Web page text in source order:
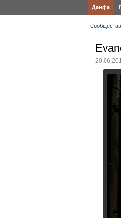
Данфа
Сообщества